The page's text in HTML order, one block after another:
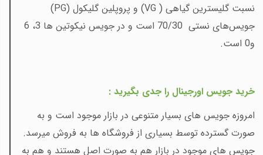
نسبت گلیسترین گیاهی ( VG) و پروپلین گلیکول (PG
)
جویس‌های نستی 70/30 است و در جویس نیکوتین ها 3، 6
و0 است
.
خرید جویس اورجینال را جدی بگیرید :
امروزه جویس های بسیار متنوعی در بازار موجود است و به
صورت گسترده توسط بسیاری از فروشگاه ها به فروش میرسد.
جویس های موجود در بازار هم به صورت اصل هستند و هم به